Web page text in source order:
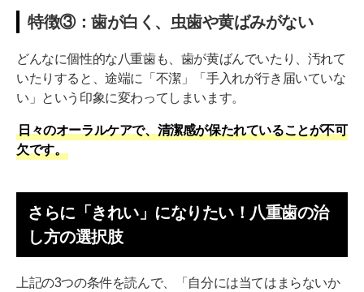
特徴③：歯が白く、虫歯や黄ばみがない
どんなに個性的な八重歯も、歯が黄ばんでいたり、汚れて
いたりすると、途端に「不潔」「手入れが行き届いていな
い」という印象に変わってしまいます。
日々のオーラルケアで、清潔感が保たれていることが不可
欠です。
さらに「きれい」になりたい！八重歯の治
し方の選択肢
上記の3つの条件を読んで、「自分には当てはまらないか